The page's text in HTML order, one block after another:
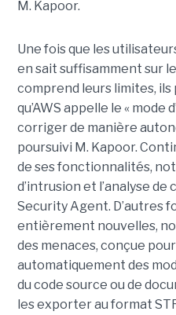
M. Kapoor.
Une fois que les
en sait suffisamment sur
comprend leurs limites,
qu’AWS appelle le « mode
corriger de manière
poursuivi M. Kapoor.
de ses fonctionnalités,
d’intrusion et l’analyse
Security Agent. D’autres
entièrement nouvelles,
des menaces, conçue
automatiquement des
du code source ou de
les exporter au format